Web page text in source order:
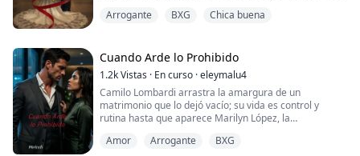
implacable matriarca que lo crió, le da un ultimátum:
Desesperado, Maximus contrata a la mejor
casamentera de la ciudad: Rosie Harper. Sin embargo,
Rosie esc...
Arrogante BXG Chica buena
Cuando Arde lo Prohibido
1.2kVistas · En curso ·eleymalu4
Camilo Lombardi arrastra la amargura de un
matrimonio que lo dejó vacío; su vida es control y
rutina hasta que aparece Marilyn López, la
inesperada.
Amor Arrogante BXG